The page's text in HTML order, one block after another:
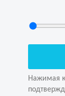
Нажимая
Нажимая
даю